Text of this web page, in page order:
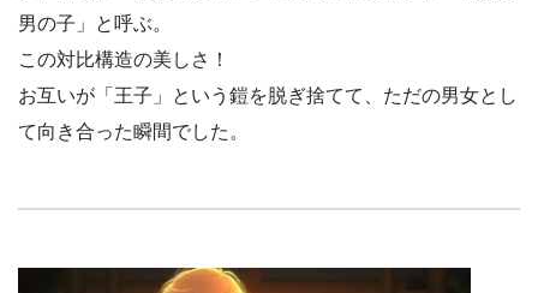
男の子」と呼ぶ。
この対比構造の美しさ！
お互いが「王子」という鎧を脱ぎ捨てて、ただの男女とし
て向き合った瞬間でした。